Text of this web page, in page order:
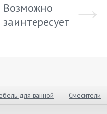
Возможно
заинтересует
для ванной Смесители